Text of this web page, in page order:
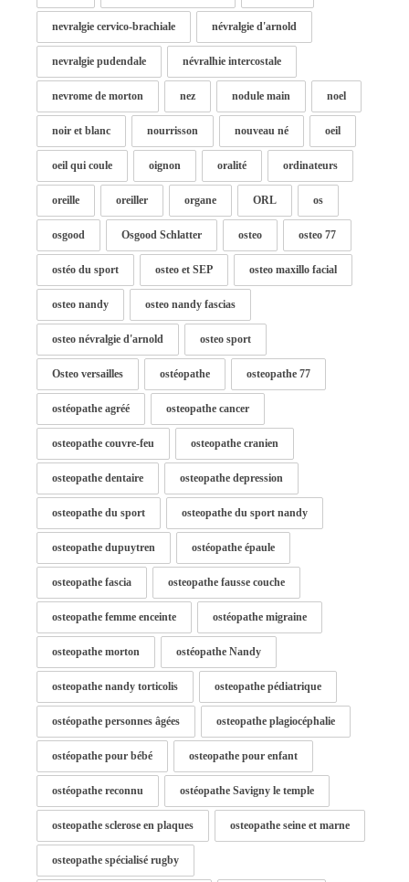
nevralgie cervico-brachiale névralgie d'arnold
nevralgie pudendale névralhie intercostale
nevrome de morton nez nodule main noel
noir et blanc nourrisson nouveau né oeil
oeil qui coule oignon oralité ordinateurs
oreille oreiller organe ORL os
osgood Osgood Schlatter osteo osteo 77
ostéo du sport osteo et SEP osteo maxillo facial
osteo nandy osteo nandy fascias
osteo névralgie d'arnold osteo sport
Osteo versailles ostéopathe osteopathe 77
ostéopathe agréé osteopathe cancer
osteopathe couvre-feu osteopathe cranien
osteopathe dentaire osteopathe depression
osteopathe du sport osteopathe du sport nandy
osteopathe dupuytren ostéopathe épaule
osteopathe fascia osteopathe fausse couche
osteopathe femme enceinte ostéopathe migraine
osteopathe morton ostéopathe Nandy
osteopathe nandy torticolis osteopathe pédiatrique
ostéopathe personnes âgées osteopathe plagiocéphalie
ostéopathe pour bébé osteopathe pour enfant
ostéopathe reconnu ostéopathe Savigny le temple
osteopathe sclerose en plaques osteopathe seine et marne
osteopathe spécialisé rugby